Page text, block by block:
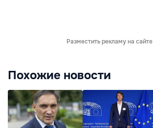
Разместить рекламу на сайте
Похожие новости